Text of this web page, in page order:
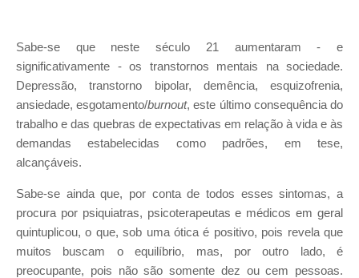
Sabe-se que neste século 21 aumentaram - e
significativamente - os transtornos mentais na sociedade.
Depressão, transtorno bipolar, demência, esquizofrenia,
ansiedade, esgotamento/burnout, este último consequência do
trabalho e das quebras de expectativas em relação à vida e às
demandas estabelecidas como padrões, em tese,
alcançáveis.
Sabe-se ainda que, por conta de todos esses sintomas, a
procura por psiquiatras, psicoterapeutas e médicos em geral
quintuplicou, o que, sob uma ótica é positivo, pois revela que
muitos buscam o equilíbrio, mas, por outro lado, é
preocupante, pois não são somente dez ou cem pessoas.